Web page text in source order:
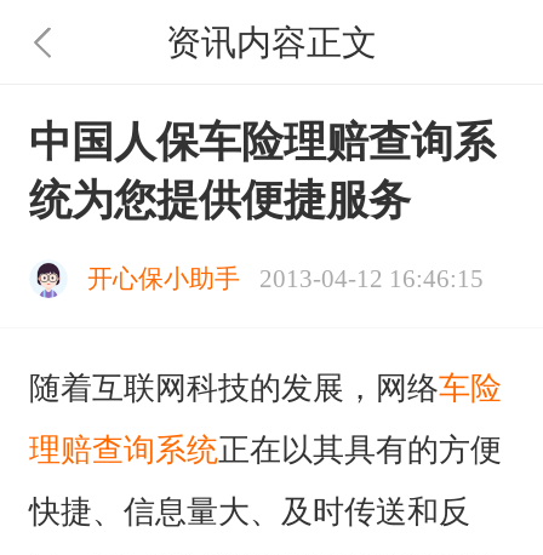
资讯内容正文
中国人保车险理赔查询系
统为您提供便捷服务
开心保小助手 2013-04-12 16:46:15
随着互联网科技的发展，网络车险
理赔查询系统正在以其具有的方便
快捷、信息量大、及时传送和反